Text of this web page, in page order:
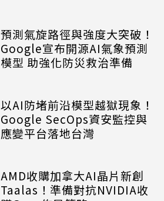
預測氣旋路徑與強度大突破！
Google宣布開源AI氣象預測
模型 助強化防災救治準備
以AI防堵前沿模型越獄現象！
Google SecOps資安監控與
應變平台落地台灣
AMD收購加拿大AI晶片新創
Taalas！準備對抗NVIDIA收